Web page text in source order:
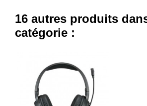
16 autres produits
catégorie :